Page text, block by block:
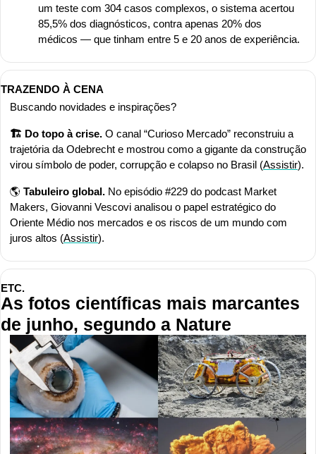
um teste com 304 casos complexos, o sistema acertou
85,5% dos diagnósticos, contra apenas 20% dos
médicos — que tinham entre 5 e 20 anos de experiência.
TRAZENDO À CENA
Buscando novidades e inspirações?
🏗️ Do topo à crise. O canal “Curioso Mercado” reconstruiu a
trajetória da Odebrecht e mostrou como a gigante da construção
virou símbolo de poder, corrupção e colapso no Brasil (Assistir).
🌎 Tabuleiro global. No episódio #229 do podcast Market
Makers, Giovanni Vescovi analisou o papel estratégico do
Oriente Médio nos mercados e os riscos de um mundo com
juros altos (Assistir).
ETC.
As fotos científicas mais marcantes
de junho, segundo a Nature